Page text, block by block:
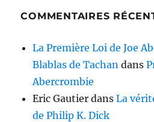
COMMENTAIRES
La Première Loi de Joe
Blablas de Tachan dans
Abercrombie
Eric Gautier dansLa
de Philip K. Dick